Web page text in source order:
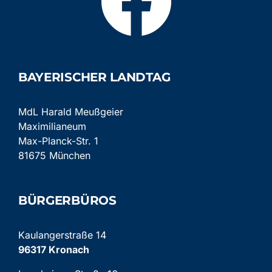
BAYERISCHER LANDTAG
MdL Harald Meußgeier
Maximilianeum
Max-Planck-Str. 1
81675 München
BÜRGERBÜROS
Kaulangerstraße 14
96317 Kronach